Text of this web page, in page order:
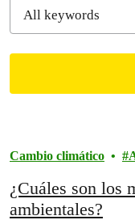
Cambio climático
¿Cuáles son los
ambientales?